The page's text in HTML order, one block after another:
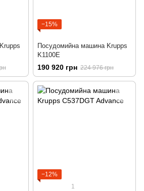
−15%
Посудомийна машина Krupps
K1100E
190 920 грн 224 976 грн
−12%
1